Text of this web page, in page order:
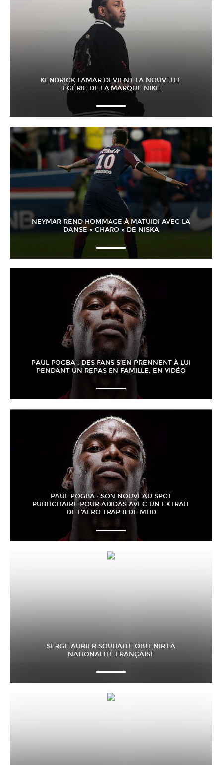
KENDRICK LAMAR DEVIENT LA NOUVELLE
ÉGÉRIE DE LA MARQUE NIKE
NEYMAR REND HOMMAGE À MATUIDI AVEC LA
DANSE « CHARO » DE NISKA
PAUL POGBA : DES FANS S’EN PRENNENT À LUI
PENDANT UN REPAS EN FAMILLE, EN VIDÉO
PAUL POGBA : SON NOUVEAU SPOT
PUBLICITAIRE POUR ADIDAS AVEC UN EXTRAIT
DE L’AFRO TRAP 8 DE MHD
SERGE AURIER SOUHAITE OBTENIR LA
NATIONALITÉ FRANÇAISE